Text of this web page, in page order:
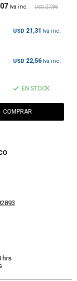
USD 27,86
USD 21,31
USD 22,56
EN STOCK
hrs